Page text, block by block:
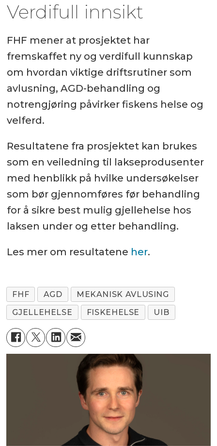
Verdifull innsikt
FHF mener at prosjektet har
fremskaffet ny og verdifull kunnskap
om hvordan viktige driftsrutiner som
avlusning, AGD-behandling og
notrengjøring påvirker fiskens helse og
velferd.
Resultatene fra prosjektet kan brukes
som en veiledning til lakseprodusenter
med henblikk på hvilke undersøkelser
som bør gjennomføres før behandling
for å sikre best mulig gjellehelse hos
laksen under og etter behandling.
Les mer om resultatene her.
FHF AGD
MEKANISK AVLUSING
GJELLEHELSE
FISKEHELSE UIB